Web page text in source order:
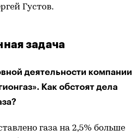
Густов.
задача
деятельности компании
Как обстоят дела
газа на 2,5% больше